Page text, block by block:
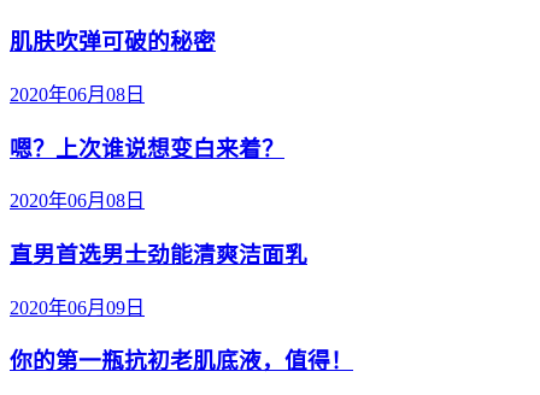
肌肤吹弹可破的秘密
2020年06月08日
嗯？上次谁说想变白来着？
2020年06月08日
直男首选男士劲能清爽洁面乳
2020年06月09日
你的第一瓶抗初老肌底液，值得！